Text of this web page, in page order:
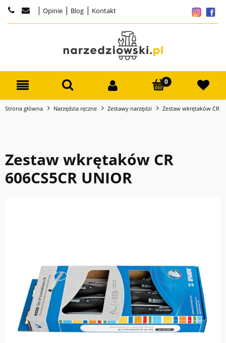
| Opinie | Blog | Kontakt
Strona główna Narzędzia ręczne Zestawy narzędzi Zestaw wkrętaków CR
Zestaw wkrętaków CR
606CS5CR UNIOR